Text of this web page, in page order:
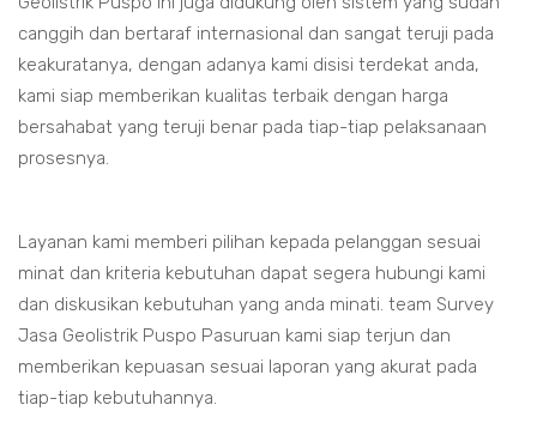
canggih dan bertaraf internasional dan sangat teruji pada
keakuratanya, dengan adanya kami disisi terdekat anda,
kami siap memberikan kualitas terbaik dengan harga
bersahabat yang teruji benar pada tiap-tiap pelaksanaan
prosesnya.
Layanan kami memberi pilihan kepada pelanggan sesuai
minat dan kriteria kebutuhan dapat segera hubungi kami
dan diskusikan kebutuhan yang anda minati. team Survey
Jasa Geolistrik Puspo Pasuruan kami siap terjun dan
memberikan kepuasan sesuai laporan yang akurat pada
tiap-tiap kebutuhannya.